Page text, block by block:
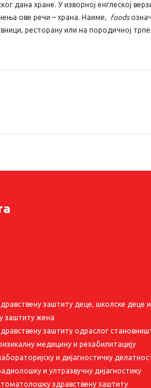
хране. У изворној енглеској
ове речи – храна. Наиме, foods
ресторану или на породичној
заштиту деце, школске деце и
заштиту жена
заштиту одраслог
медицину и рехабилитацију
и дијагностичку
и ултразвучну дијагностику
здравствену заштиту